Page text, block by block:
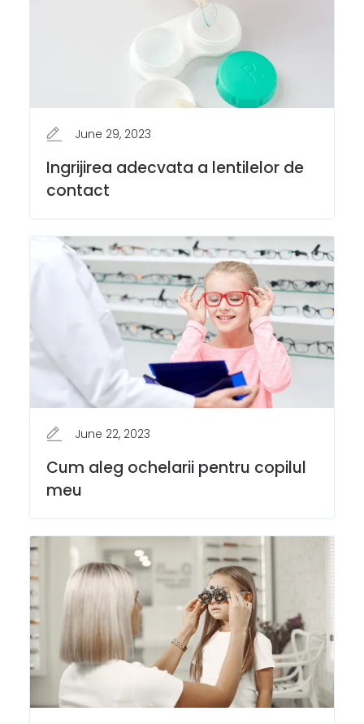
June 29, 2023
Ingrijirea adecvata a lentilelor de
contact
June 22, 2023
Cum aleg ochelarii pentru copilul
meu